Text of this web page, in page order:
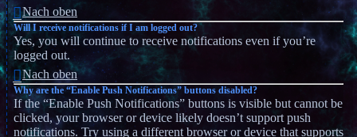
Nach oben
Will I receive notifications if I am logged out?
Yes, you will continue to receive notifications even if you’re
logged out.
Nach oben
Why are the “Enable Push Notifications” buttons disabled?
If the “Enable Push Notifications” buttons is visible but cannot be
clicked, your browser or device likely doesn’t support push
notifications. Try using a different browser or device that supports